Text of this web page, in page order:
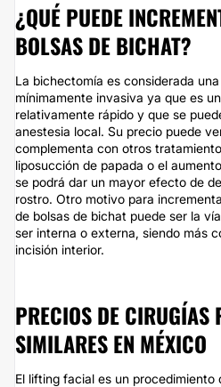
¿QUÉ PUEDE
BOLSAS DE BICHAT?
La bichectomía es considerada
mínimamente invasiva ya que es
relativamente rápido y que se
anestesia local. Su precio puede
complementa con otros
liposucción de papada o el
se podrá dar un mayor efecto de
rostro. Otro motivo para
de bolsas de bichat puede ser la
ser interna o externa, siendo más
incisión interior.
PRECIOS DE CIRUGÍAS
SIMILARES EN MÉXICO
El lifting facial es un procedimiento